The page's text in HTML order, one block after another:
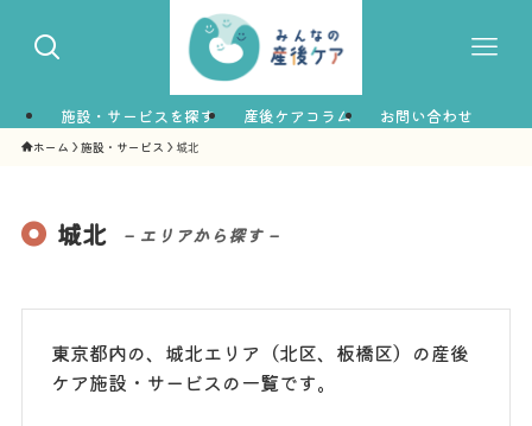
施設・サービスを探す 産後ケアコラム お問い合わせ
ホーム 施設・サービス 城北
城北 – エリアから探す –
東京都内の、城北エリア（北区、板橋区）の産後
ケア施設・サービスの一覧です。